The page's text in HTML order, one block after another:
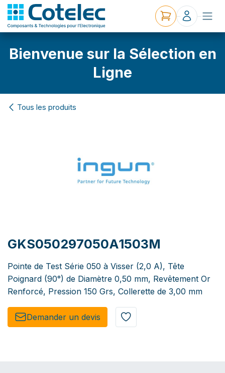
Bienvenue sur la Sélection en
Ligne
Tous les produits
GKS050297050A1503M
Pointe de Test Série 050 à Visser (2,0 A), Tête
Poignard (90°) de Diamètre 0,50 mm, Revêtement Or
Renforcé, Pression 150 Grs, Collerette de 3,00 mm
Demander un de​​vis​​